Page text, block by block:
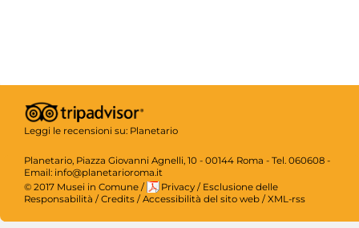
Leggi le recensioni su: Planetario
Planetario, Piazza Giovanni Agnelli, 10 - 00144 Roma - Tel. 060608 -
Email: info@planetarioroma.it
© 2017 Musei in Comune / Privacy / Esclusione delle
Responsabilità / Credits / Accessibilità del sito web / XML-rss